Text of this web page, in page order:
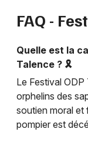
FAQ -
Quelle est la
Talence ? 🎗️
Le Festival
orphelins des
soutien moral et
pompier est